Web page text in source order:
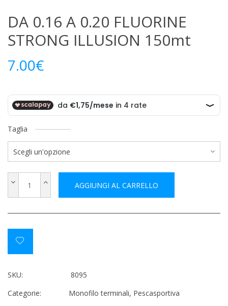
DA 0.16 A 0.20 FLUORINE
STRONG ILLUSION 150mt
7.00€
Taglia
AGGIUNGI AL CARRELLO
SKU:
8095
Categorie:
Monofilo terminali, Pescasportiva